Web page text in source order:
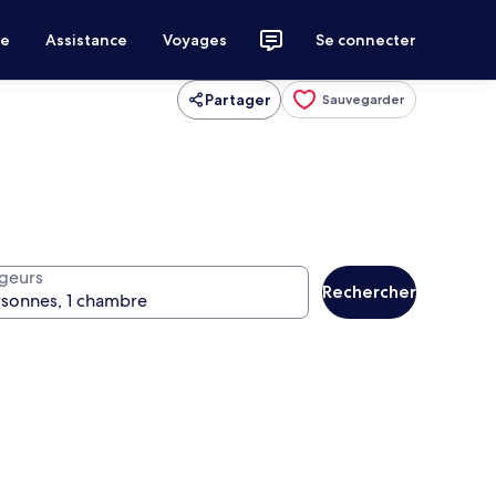
Assistance Voyages Se connecter
Partager Sauvegarder
Rechercher